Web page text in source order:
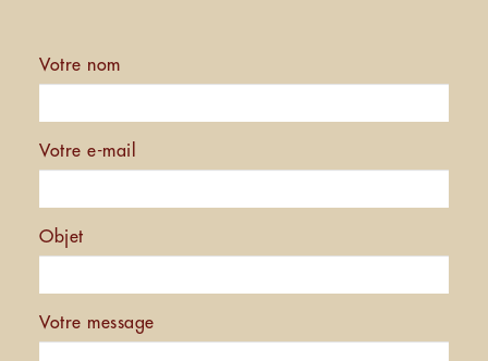
Votre nom
Votre e-mail
Objet
Votre message